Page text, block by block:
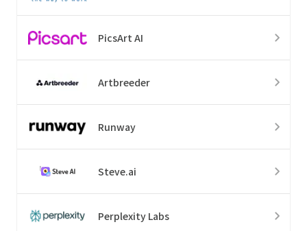
PicsArt AI
Artbreeder
Runway
Steve.ai
Perplexity Labs